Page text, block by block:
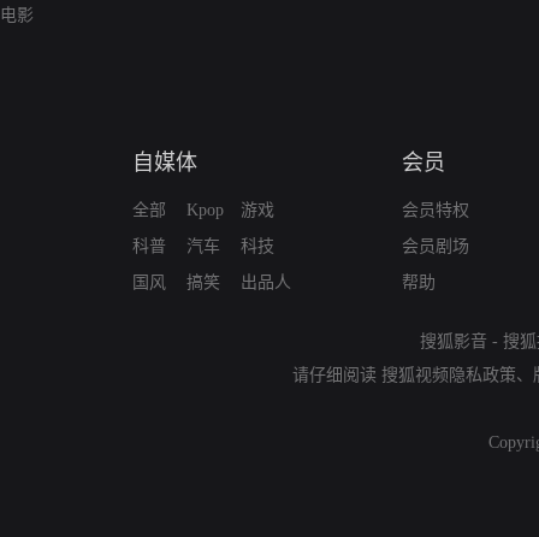
电影
自媒体
全部
科普
国风
Kpop
汽车
搞笑
游戏
科技
出品人
会员
会员特权
会员剧场
帮助
搜狐影音 - 搜
请仔细阅读 搜狐视频隐私政策、